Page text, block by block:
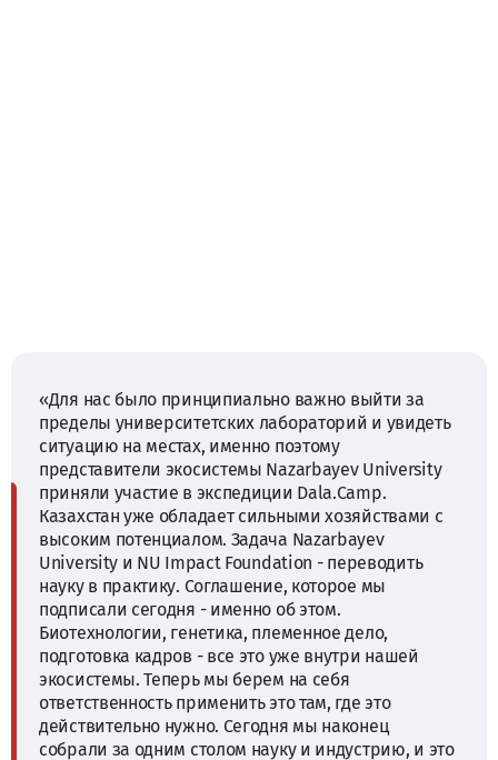
«Для нас было принципиально важно выйти за
пределы университетских лабораторий и увидеть
ситуацию на местах, именно поэтому
представители экосистемы Nazarbayev University
приняли участие в экспедиции Dala.Camp.
Казахстан уже обладает сильными хозяйствами с
высоким потенциалом. Задача Nazarbayev
University и NU Impact Foundation - переводить
науку в практику. Соглашение, которое мы
подписали сегодня - именно об этом.
Биотехнологии, генетика, племенное дело,
подготовка кадров - все это уже внутри нашей
экосистемы. Теперь мы берем на себя
ответственность применить это там, где это
действительно нужно. Сегодня мы наконец
собрали за одним столом науку и индустрию, и это